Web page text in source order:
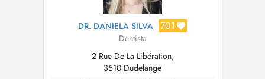
DR. DANIELA SILVA 701
Dentista
2 Rue De La Libération,
3510 Dudelange